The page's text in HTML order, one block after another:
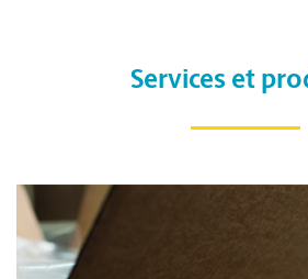
Services et